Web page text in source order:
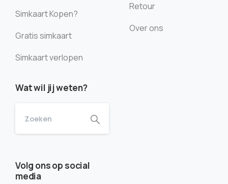
Simkaart Kopen?
Gratis simkaart
Simkaart verlopen
Retour
Over ons
Wat wil jij weten?
Volg ons op social
media